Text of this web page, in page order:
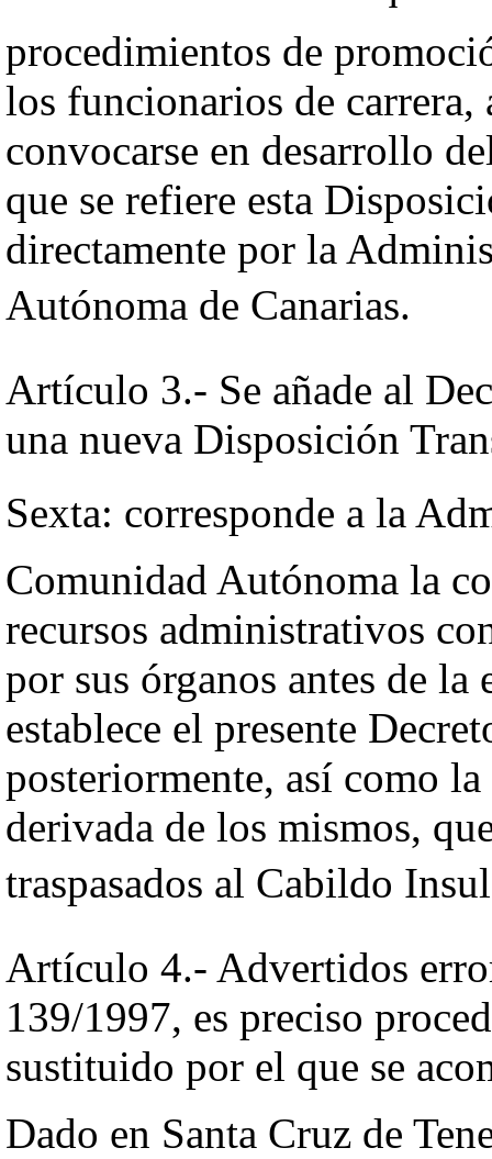
procedimientos de
los funcionarios de carrera,
convocarse en desarrollo
que se refiere esta
directamente por la
Autónoma de Canarias.
Artículo 3.- Se añade al
una nueva Disposición
Sexta: corresponde a la
Comunidad Autónoma la
recursos administrativos
por sus órganos antes de
establece el presente
posteriormente, así como
derivada de los mismos,
traspasados al Cabildo
Artículo 4.- Advertidos
139/1997, es preciso
sustituido por el que se
Dado en Santa Cruz de